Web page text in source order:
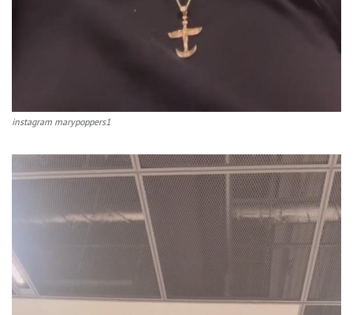
instagram marypoppers1